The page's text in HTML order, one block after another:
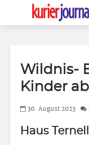
Wildnis-
Kinder
30. August 2023
Haus Ternell